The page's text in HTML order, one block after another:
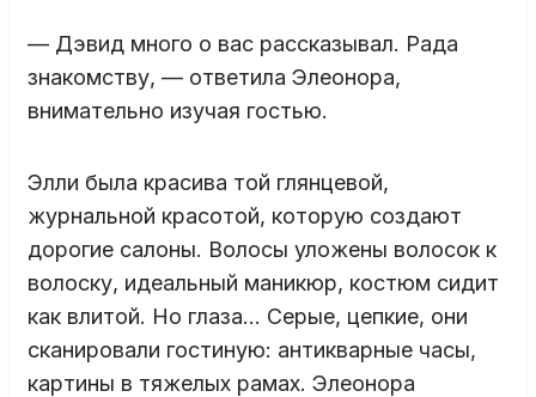
— Дэвид много о вас рассказывал. Рада
знакомству, — ответила Элеонора,
внимательно изучая гостью.
Элли была красива той глянцевой,
журнальной красотой, которую создают
дорогие салоны. Волосы уложены волосок к
волоску, идеальный маникюр, костюм сидит
как влитой. Но глаза… Серые, цепкие, они
сканировали гостиную: антикварные часы,
картины в тяжелых рамах. Элеонора